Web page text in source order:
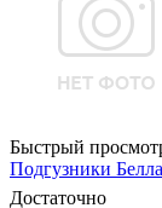
Быстрый
Подгузники
Достаточно